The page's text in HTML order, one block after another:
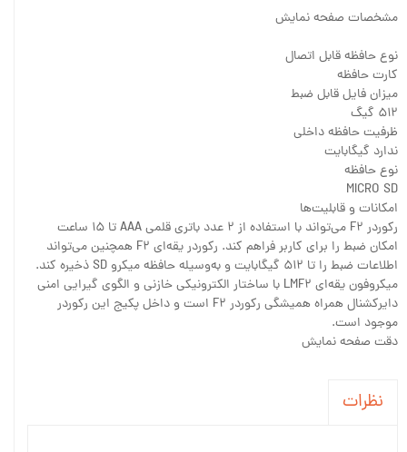
مشخصات صفحه نمایش
نوع حافظه قابل اتصال
کارت حافظه
میزان فایل قابل ضبط
۵۱۲ گیگ
ظرفیت حافظه داخلی
ندارد گیگابایت
نوع حافظه
MICRO SD
امکانات و قابلیت‌ها
رکوردر F۲ می‌تواند با استفاده از ۲ عدد باتری قلمی AAA تا ۱۵ ساعت
امکان ضبط را برای کاربر فراهم کند. رکوردر یقه‌ای F۲ همچنین می‌تواند
اطلاعات ضبط را تا ۵۱۲ گیگابایت و به‌وسیله حافظه میکرو SD ذخیره کند.
میکروفون یقه‌ای LMF۲ با ساختار الکترونیکی خازنی و الگوی گیرایی امنی
دایرکشنال همراه همیشگی رکوردر F۲ است و داخل پکیج این رکوردر
موجود است.
دقت صفحه نمایش
نظرات